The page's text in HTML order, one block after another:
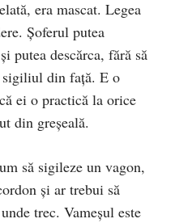
era mascat. Legea
Șoferul putea
putea descărca, fără să
din față. E o
ei o practică la orice
din greșeală.
să sigileze un vagon,
și ar trebui să
trec. Vameșul este